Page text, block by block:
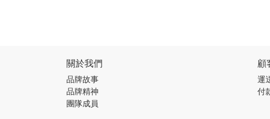
關於我們
品牌故事
品牌精神
團隊成員
顧
運
付